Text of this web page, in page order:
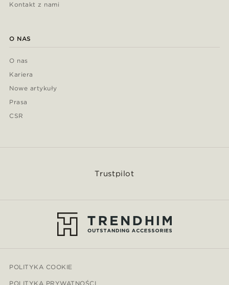
Kontakt z nami
O NAS
O nas
Kariera
Nowe artykuły
Prasa
CSR
Trustpilot
POLITYKA COOKIE
POLITYKA PRYWATNOŚCI